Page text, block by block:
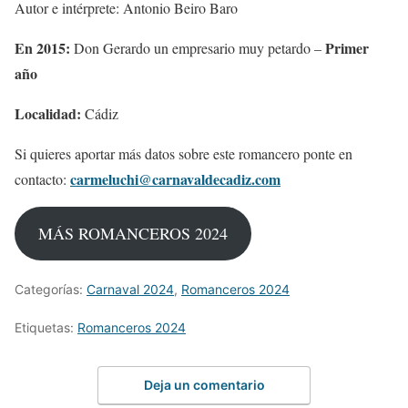
Autor e intérprete: Antonio Beiro Baro
En 2015: Don Gerardo un empresario muy petardo –Primer
año
Localidad: Cádiz
Si quieres aportar más datos sobre este romancero ponte en
contacto: carmeluchi@carnavaldecadiz.com
MÁS ROMANCEROS 2024
Categorías: Carnaval 2024, Romanceros 2024
Etiquetas: Romanceros 2024
Deja un comentario